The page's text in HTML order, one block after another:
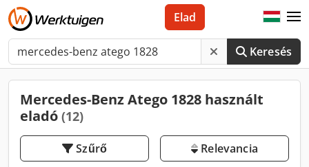
Keresés
Elad
Mercedes-Benz Atego 1828 használt
eladó (12)
Szűrő Relevancia